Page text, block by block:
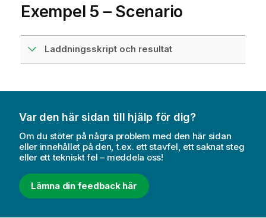
Exempel 5 – Scenario
Laddningsskript och resultat
Var den här sidan till hjälp för dig?
Om du stöter på några problem med den här sidan
eller innehållet på den, t.ex. ett stavfel, ett saknat steg
eller ett tekniskt fel – meddela oss!
Lämna din feedback här